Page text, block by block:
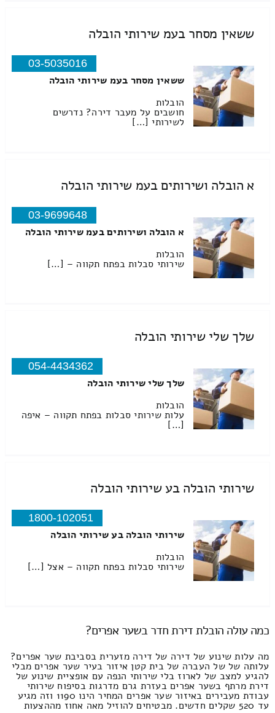
ששאין מסחר בעמ שירותי הובלה
03-5035016
ששאין מסחר בעמ שירותי הובלה
הובלות
חושבים על מעבר דירה? נדרשים
לשירותי […]
א הובלה ושירותים בעמ שירותי הובלה
03-9699648
א הובלה ושירותים בעמ שירותי הובלה
הובלות
שירותי סבלות בפתח תקווה – […]
שלך שלי שירותי הובלה
054-4434362
שלך שלי שירותי הובלה
הובלות
עלות שירותי סבלות בפתח תקווה – איפה
[…]
שירותי הובלה בע שירותי הובלה
1800-102051
שירותי הובלה בע שירותי הובלה
הובלות
שירותי סבלות בפתח תקווה – אצל […]
כמה עולה הובלת דירת חדר בשער אפרים?
מה עלות שינוע של דירה של דירה מזערית בסביבת שער אפרים?
עלותה של של העברה של בית קטן איזור בעיר שער אפרים מבלי
להגיע למצב של לארוז בלי שירותי הנפה עם אופציית שינוע של
דירת מרתף בשער אפרים בעזרת גרם מדרגות בסיפוח שירותי
עבודת מעבירים באיזור שער אפרים המחיר הינו 1190 וזה מגיע
עד 520 שקלים חדשים. מבטיחים להוזיל מאה אחוז מההצעות